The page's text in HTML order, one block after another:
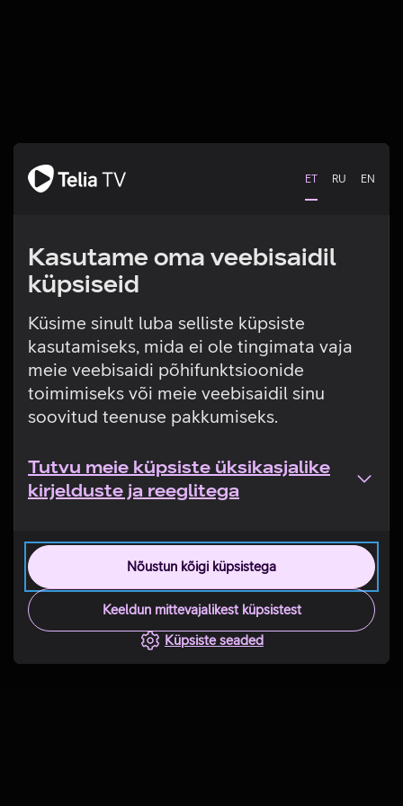
ET RU EN
Kasutame oma veebisaidil
küpsiseid
Küsime sinult luba selliste küpsiste
kasutamiseks, mida ei ole tingimata vaja
meie veebisaidi põhifunktsioonide
toimimiseks või meie veebisaidil sinu
soovitud teenuse pakkumiseks.
Tutvu meie küpsiste üksikasjalike
kirjelduste ja reeglitega
Nõustun kõigi küpsistega
Keeldun mittevajalikest küpsistest
Küpsiste seaded
Tehniline viga